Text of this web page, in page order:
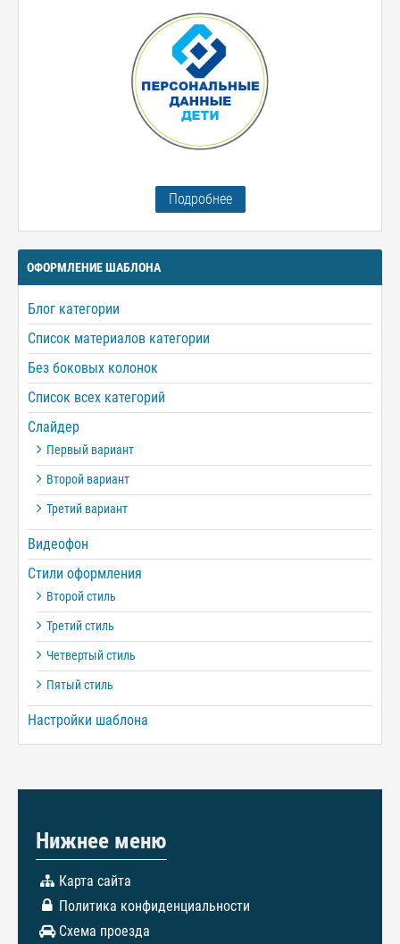
Подробнее
ОФОРМЛЕНИЕ ШАБЛОНА
Блог категории
Список материалов категории
Без боковых колонок
Список всех категорий
Слайдер
Первый вариант
Второй вариант
Третий вариант
Видеофон
Стили оформления
Второй стиль
Третий стиль
Четвертый стиль
Пятый стиль
Настройки шаблона
Нижнее меню
Карта сайта
Политика конфиденциальности
Схема проезда